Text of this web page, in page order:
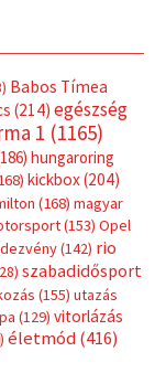
Babos Tímea
(214) egészség
1 (1165)
hungaroring
kickbox(204)
(168) magyar
(153) Opel
(142) rio
szabadidősport
(155) utazás
(129) vitorlázás
életmód(416)